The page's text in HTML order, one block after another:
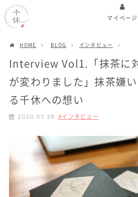
マイページ
HOME BLOG インタビュー
Interview Vol1.「抹茶に
が変わりました」抹茶嫌
る千休への想い
2020.05.28 インタビュー